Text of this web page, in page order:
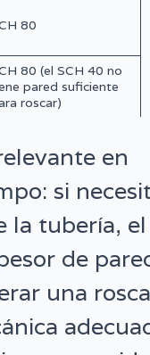
80
80 (el SCH 40 no
pared suficiente
roscar)
en
si
la tubería, el
de
una